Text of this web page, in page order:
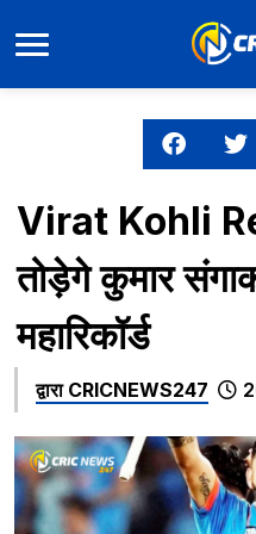
Virat Kohli
तोड़ेगे कुमार
महारिकॉर्ड
द्वारा CRICNEWS247